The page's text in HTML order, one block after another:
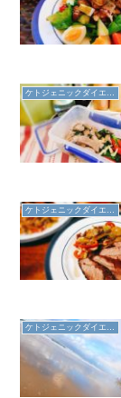
ケトジェニックダイエット